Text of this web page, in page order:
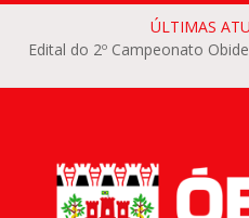
ÚLTIMAS
Edital do 2º Campeonato